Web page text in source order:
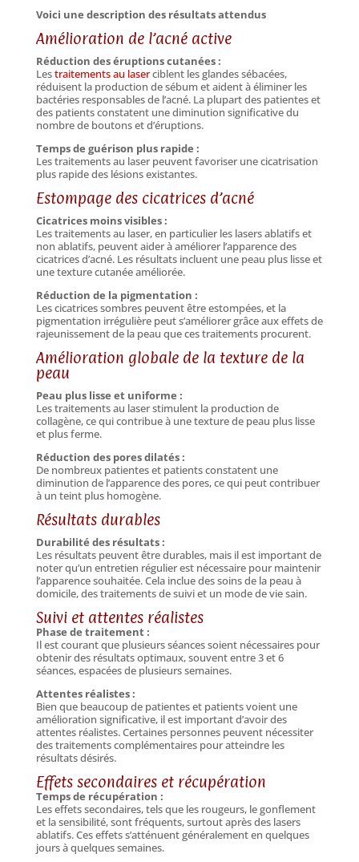
Voici une description des résultats attendus
Amélioration de l’acné active
Réduction des éruptions cutanées :
Lestraitements au laserciblent les glandes sébacées,
réduisent la production de sébum et aident à éliminer les
bactéries responsables de l’acné. La plupart des patientes et
des patients constatent une diminution significative du
nombre de boutons et d’éruptions.
Temps de guérison plus rapide :
Les traitements au laser peuvent favoriser une cicatrisation
plus rapide des lésions existantes.
Estompage des cicatrices d’acné
Cicatrices moins visibles :
Les traitements au laser, en particulier les lasers ablatifs et
non ablatifs, peuvent aider à améliorer l’apparence des
cicatrices d’acné. Les résultats incluent une peau plus lisse et
une texture cutanée améliorée.
Réduction de la pigmentation :
Les cicatrices sombres peuvent être estompées, et la
pigmentation irrégulière peut s’améliorer grâce aux effets de
rajeunissement de la peau que ces traitements procurent.
Amélioration globale de la texture de la
peau
Peau plus lisse et uniforme :
Les traitements au laser stimulent la production de
collagène, ce qui contribue à une texture de peau plus lisse
et plus ferme.
Réduction des pores dilatés :
De nombreux patientes et patients constatent une
diminution de l’apparence des pores, ce qui peut contribuer
à un teint plus homogène.
Résultats durables
Durabilité des résultats :
Les résultats peuvent être durables, mais il est important de
noter qu’un entretien régulier est nécessaire pour maintenir
l’apparence souhaitée. Cela inclue des soins de la peau à
domicile, des traitements de suivi et un mode de vie sain.
Suivi et attentes réalistes
Phase de traitement :
Il est courant que plusieurs séances soient nécessaires pour
obtenir des résultats optimaux, souvent entre 3 et 6
séances, espacées de plusieurs semaines.
Attentes réalistes :
Bien que beaucoup de patientes et patients voient une
amélioration significative, il est important d’avoir des
attentes réalistes. Certaines personnes peuvent nécessiter
des traitements complémentaires pour atteindre les
résultats désirés.
Effets secondaires et récupération
Temps de récupération :
Les effets secondaires, tels que les rougeurs, le gonflement
et la sensibilité, sont fréquents, surtout après des lasers
ablatifs. Ces effets s’atténuent généralement en quelques
jours à quelques semaines.